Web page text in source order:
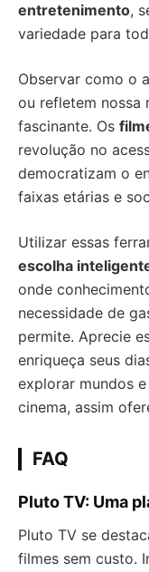
entretenimento,
variedade para
Observar como o
ou refletem nossa
fascinante. Os
revolução no
democratizam o
faixas etárias e
Utilizar essas
escolha
onde
necessidade de
permite. Aprecie
enriqueça seus
explorar mundos
cinema, assim
FAQ
Pluto TV: Uma
Pluto TV se
filmes sem custo.